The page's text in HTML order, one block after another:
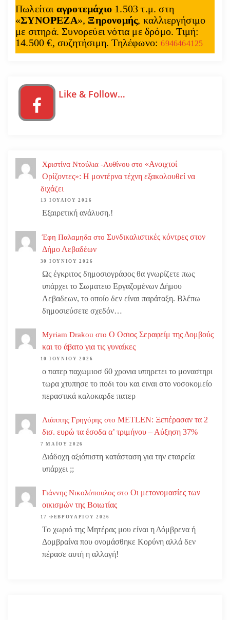
Πωλείται αγροτεμάχιο 1.503 τ.μ. στη
«ΣΥΝΟΡΕΖΑ», Ξηρονομής, καλλιεργήσιμο
με σιτηρά. Συνορεύει νότια με δρόμο. Τιμή:
14.500 €, συζητήσιμη. Τηλέφωνο:6946464125
Like & Follow…
Χριστίνα Ντούλια -Αυθίνου στο «Ανοιχτοί
Ορίζοντες»: Η μοντέρνα τέχνη εξακολουθεί να
διχάζει
13 ΙΟΥΛΊΟΥ 2026
Εξαιρετική ανάλυση.!
Έφη Παλαμηδα στο Συνδικαλιστικές κόντρες στον
Δήμο Λεβαδέων
30 ΙΟΥΝΊΟΥ 2026
Ως έγκριτος δημοσιογράφος θα γνωρίζετε πως
υπάρχει το Σωματειο Εργαζομένων Δήμου
Λεβαδεων, το οποίο δεν είναι παράταξη. Βλέπω
δημοσιεύσετε σχεδόν…
Myriam Drakou στο Ο Οσιος Σεραφείμ της Δομβούς
και το άβατο για τις γυναίκες
10 ΙΟΥΝΊΟΥ 2026
ο πατερ παχωμιοσ 60 χρονια υπηρετει το μοναστηρι
τωρα χτυπησε το ποδι του και ειναι στο νοσοκομείο
περαστικά καλοκαρδε πατερ
Λιάππης Γρηγόρης στο METLEN: Ξεπέρασαν τα 2
δισ. ευρώ τα έσοδα α’ τριμήνου – Αύξηση 37%
7 ΜΑΪ́ΟΥ 2026
Διάδοχη αξιόπιστη κατάσταση για την εταιρεία
υπάρχει ;;
Γιάννης Νικολόπουλος στο Οι μετονομασίες των
οικισμών της Βοιωτίας
17 ΦΕΒΡΟΥΑΡΊΟΥ 2026
Το χωριό της Μητέρας μου είναι η Δόμβρενα ή
Δομβραίνα που ονομάσθηκε Κορύνη αλλά δεν
πέρασε αυτή η αλλαγή!